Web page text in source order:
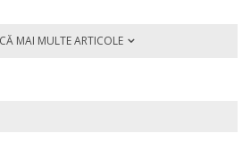
MAI MULTE ARTICOLE